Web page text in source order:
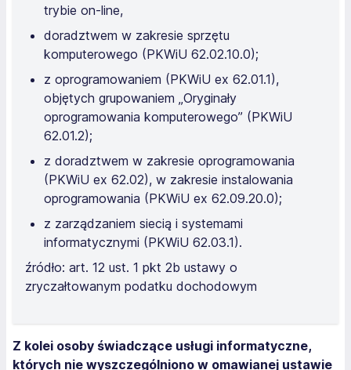
trybie on-line,
doradztwem w zakresie sprzętu
komputerowego (PKWiU 62.02.10.0);
z oprogramowaniem (PKWiU ex 62.01.1),
objętych grupowaniem „Oryginały
oprogramowania komputerowego” (PKWiU
62.01.2);
z doradztwem w zakresie oprogramowania
(PKWiU ex 62.02), w zakresie instalowania
oprogramowania (PKWiU ex 62.09.20.0);
z zarządzaniem siecią i systemami
informatycznymi (PKWiU 62.03.1).
źródło: art. 12 ust. 1 pkt 2b ustawy o
zryczałtowanym podatku dochodowym
Z kolei osoby świadczące usługi informatyczne,
których nie wyszczególniono w omawianej ustawie